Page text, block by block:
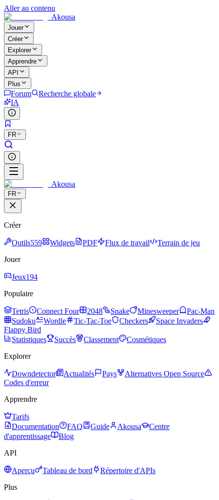
Aller au contenu
Akousa
Jouer
Créer
Explorer
Apprendre
API
Plus
Forum
Recherche globale
IA
FR
Akousa
FR
Créer
Outils559 Widgets PDF Flux de travail
Terrain de jeu
Jouer
Jeux194
Populaire
Tetris Connect Four 2048 Snake Minesweeper
Pac-Man
Sudoku
Wordle Tic-Tac-Toe Checkers
Space Invaders
Flappy Bird
Statistiques
Succès Classement
Cosmétiques
Explorer
Downdetector Actualités Pays
Alternatives Open Source
Codes d'erreur
Apprendre
Tarifs
Documentation
FAQ Guide Akousa
Centre
d'apprentissage
Blog
API
Aperçu Tableau de bord
Répertoire d'APIs
Plus